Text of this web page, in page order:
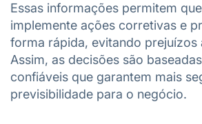
Essas informações permitem
implemente ações corretivas e
forma rápida, evitando prejuízos
Assim, as decisões são
confiáveis que garantem mais
previsibilidade para o negócio.